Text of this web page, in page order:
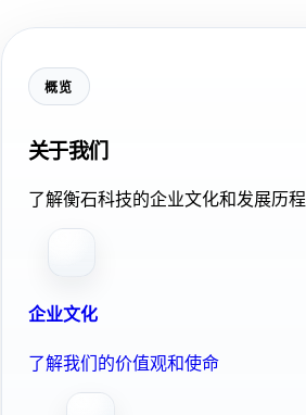
概览
关于我们
了解衡石科技的企业文化和发展历程
企业文化
了解我们的价值观和使命